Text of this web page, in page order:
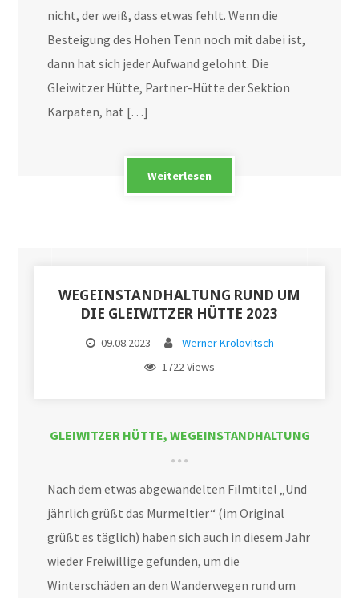
nicht, der weiß, dass etwas fehlt. Wenn die
Besteigung des Hohen Tenn noch mit dabei ist,
dann hat sich jeder Aufwand gelohnt. Die
Gleiwitzer Hütte, Partner-Hütte der Sektion
Karpaten, hat […]
Weiterlesen
WEGEINSTANDHALTUNG RUND UM
DIE GLEIWITZER HÜTTE 2023
09.08.2023
Werner Krolovitsch
1722 Views
GLEIWITZER HÜTTE, WEGEINSTANDHALTUNG
Nach dem etwas abgewandelten Filmtitel „Und
jährlich grüßt das Murmeltier“ (im Original
grüßt es täglich) haben sich auch in diesem Jahr
wieder Freiwillige gefunden, um die
Winterschäden an den Wanderwegen rund um